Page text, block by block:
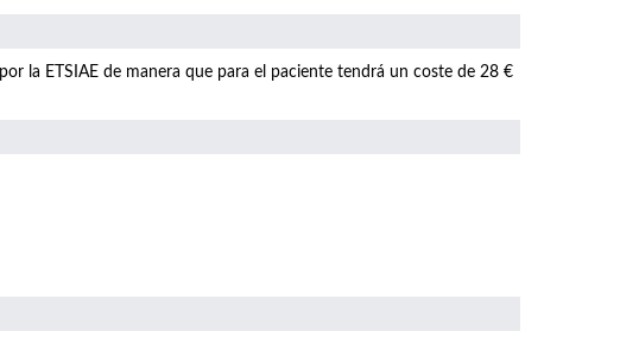
la ETSIAE de manera que para el paciente tendrá un coste de 28 €